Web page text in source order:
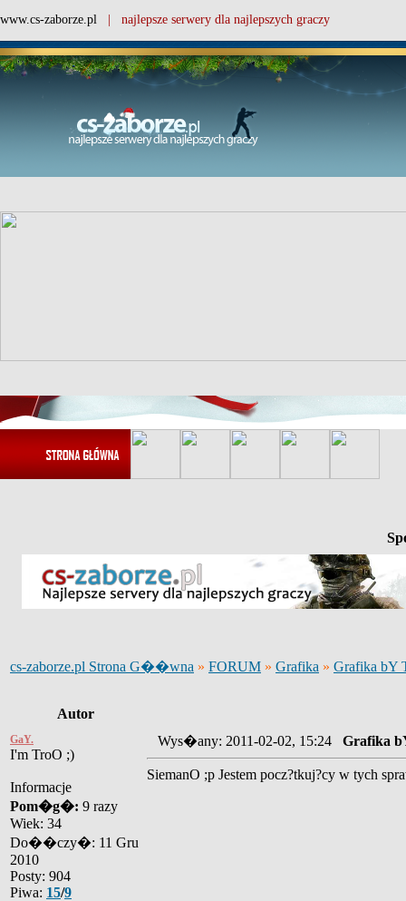
www.cs-zaborze.pl | najlepsze serwery dla najlepszych graczy
cs-zaborze.pl Strona G��wna » FORUM » Grafika » Grafika bY
Autor
GaY.
I'm TroO ;)
Informacje
Pom�g�: 9 razy
Wiek: 34
Do��czy�: 11 Gru
2010
Posty: 904
Piwa: 15/9
Wys�any: 2011-02-02, 15:24 Grafika
SiemanO ;p Jestem pocz?tkuj?cy w tych